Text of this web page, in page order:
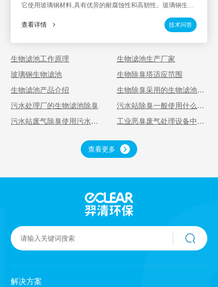
它使用玻璃钢材料,具有优异的耐腐蚀性和高韧性。玻璃钢生物
气治理、新能源行业废气治理、化工行业污水除臭等场景,可有
查看详情 技术问答
生物滤池工作原理
生物滤池生产厂家
玻璃钢生物滤池
生物除臭塔适应范围
生物滤池产品介绍
生物除臭采用的生物滤池是
污水处理厂的生物滤池除臭
污水站除臭一般使用什么设
污水站废气除臭使用污水池
工业恶臭废气处理设备中哪
查看更多
解决方案